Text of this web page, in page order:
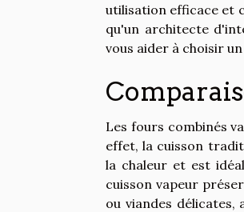
utilisation efficace et
qu'un architecte
vous aider à choisir
Les fours combinés
effet, la cuisson
la chaleur et est
cuisson vapeur
ou viandes